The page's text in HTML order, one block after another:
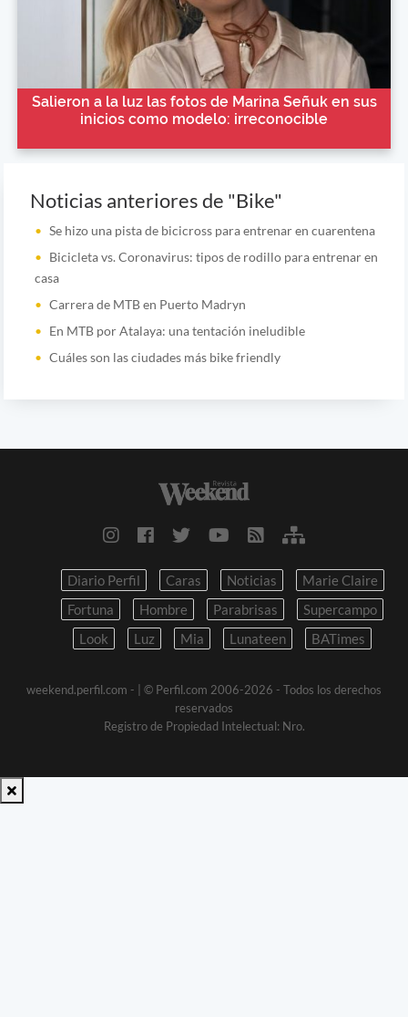
Salieron a la luz las fotos de Marina Señuk en sus
inicios como modelo: irreconocible
Noticias anteriores de "Bike"
Se hizo una pista de bicicross para entrenar en cuarentena
Bicicleta vs. Coronavirus: tipos de rodillo para entrenar en
casa
Carrera de MTB en Puerto Madryn
En MTB por Atalaya: una tentación ineludible
Cuáles son las ciudades más bike friendly
Diario Perfil Caras Noticias
Marie Claire
Fortuna
Hombre Parabrisas
Supercampo
Look
Luz Mia Lunateen BATimes
weekend.perfil.com -
| © Perfil.com 2006-2026 - Todos los derechos
reservados
Registro de Propiedad Intelectual: Nro.